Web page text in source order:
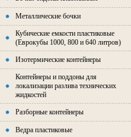
Металлические бочки
Кубические емкости пластиковые
(Еврокубы 1000, 800 и 640 литров)
Изотермические контейнеры
Контейнеры и поддоны для
локализации разлива технических
жидкостей
Разборные контейнеры
Ведра пластиковые